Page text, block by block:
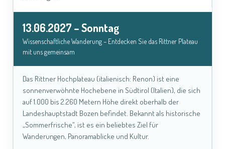
13.06.2027 – Sonntag
Wissenschaftliche Wanderung – Entdecken Sie das Rittner Plateau
mit uns gemeinsam
Das Rittner Hochplateau (italienisch: Renon) ist eine
sonnenverwöhnte Hochebene in Südtirol (Italien), die sich
auf 1.000 bis 2.260 Metern Höhe direkt oberhalb der
Landeshauptstadt Bozen befindet. Bekannt als historische
„Sommerfrische“, ist es ein beliebtes Ziel für
Wanderungen, Panoramablicke und Kultur.